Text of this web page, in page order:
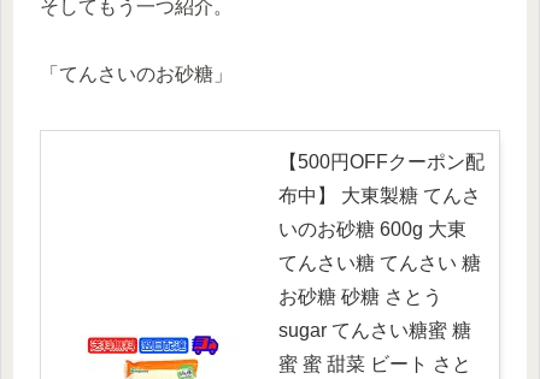
そしてもう一つ紹介。
「てんさいのお砂糖」
【500円OFFクーポン配
布中】 大東製糖 てんさ
いのお砂糖 600g 大東
てんさい糖 てんさい 糖
お砂糖 砂糖 さとう
sugar てんさい糖蜜 糖
蜜 蜜 甜菜 ビート さと